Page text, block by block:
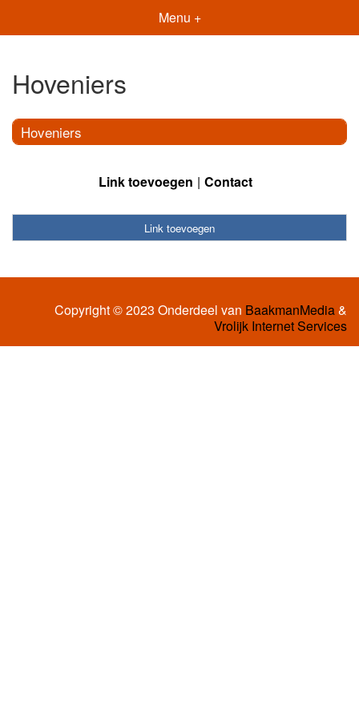
Menu +
Hoveniers
Hoveniers
Link toevoegen Contact
Link toevoegen
Copyright © 2023 Onderdeel van BaakmanMedia&
Vrolijk Internet Services